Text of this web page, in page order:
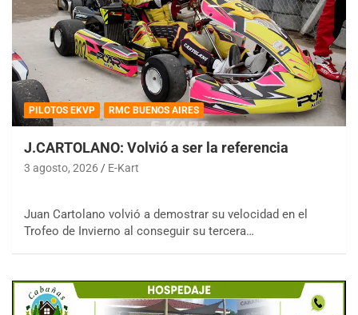
PILOTOS EKVP RMC BUENOS AIRES
J.CARTOLANO: Volvió a ser la referencia
3 agosto, 2026 E-Kart
Juan Cartolano volvió a demostrar su velocidad en el
Trofeo de Invierno al conseguir su tercera…